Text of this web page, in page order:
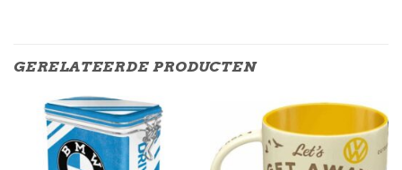
GERELATEERDE PRODUCTEN